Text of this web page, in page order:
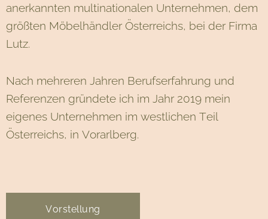
anerkannten multinationalen Unternehmen, dem
größten Möbelhändler Österreichs, bei der Firma
Lutz.
Nach mehreren Jahren Berufserfahrung und
Referenzen gründete ich im Jahr 2019 mein
eigenes Unternehmen im westlichen Teil
Österreichs, in Vorarlberg.
Vorstellung